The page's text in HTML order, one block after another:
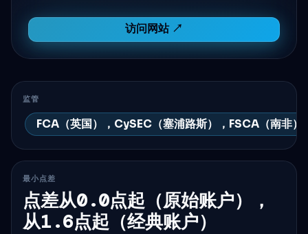
访问网站 ↗
监管
FCA（英国），CySEC（塞浦路斯），FSCA（南非）
最小点差
点差从0.0点起（原始账户），
从1.6点起（经典账户）